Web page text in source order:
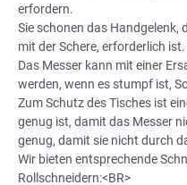
erfordern.
Sie schonen das Handgelenk,
mit der Schere, erforderlich ist.
Das Messer kann mit einer
werden, wenn es stumpf ist,
Zum Schutz des Tisches ist
genug ist, damit das Messer
genug, damit sie nicht durch
Wir bieten entsprechende
Rollschneidern:<BR>